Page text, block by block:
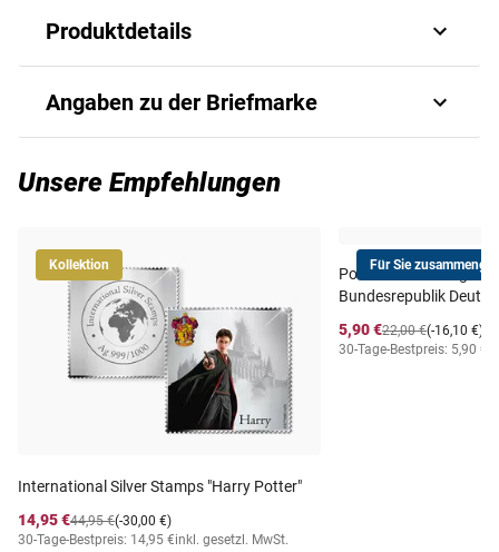
Produktdetails
Angaben zu der Briefmarke
Ausgabeland GUINEA (Guinée)
Prägequalität /
Erhaltung
ungezähnt postfrisch
5-6 Wochen
Unsere Empfehlungen
Kollektion
International Silver Stamps "Harry Potter"
14,95 €
(-30,00 €)
44,95 €
30-Tage-Bestpreis: 14,95 €inkl. gesetzl. MwSt.
Für Sie
Postfrischer Jahrgang
Bundesrepublik
5,90 €
(-16,10 €)
22,00 €
30-Tage-Bestpreis: 5,90 €